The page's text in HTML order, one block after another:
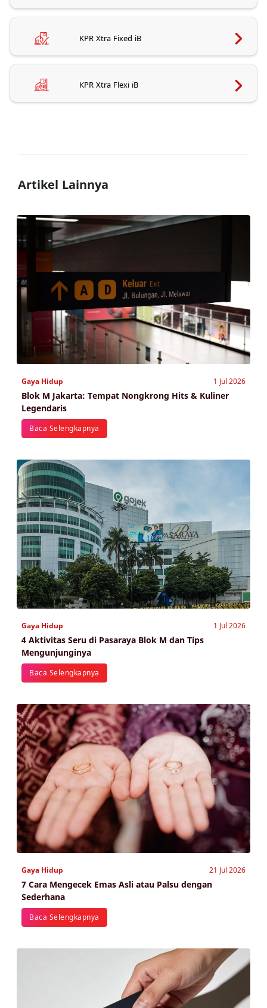
KPR Xtra Fixed iB
KPR Xtra Flexi iB
Artikel Lainnya
Gaya Hidup 1 Jul 2026
Blok M Jakarta: Tempat Nongkrong Hits & Kuliner
Legendaris
Baca Selengkapnya
Gaya Hidup 1 Jul 2026
4 Aktivitas Seru di Pasaraya Blok M dan Tips
Mengunjunginya
Baca Selengkapnya
Gaya Hidup 21 Jul 2026
7 Cara Mengecek Emas Asli atau Palsu dengan
Sederhana
Baca Selengkapnya